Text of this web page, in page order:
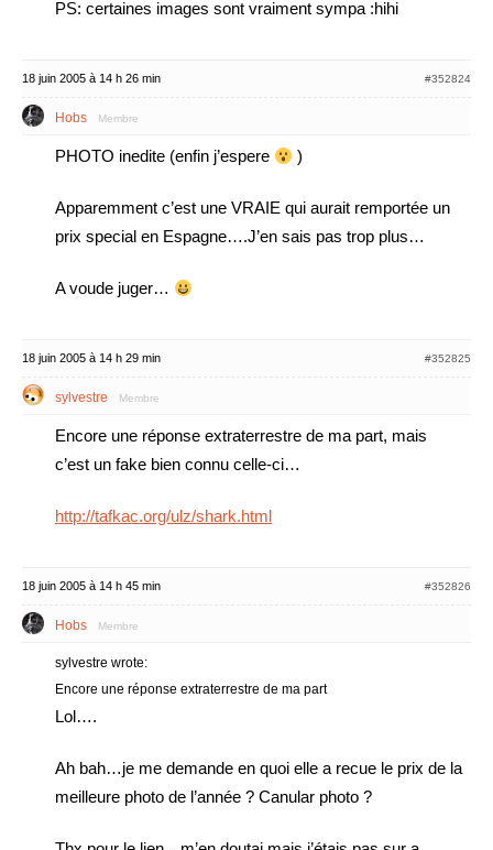
PS: certaines images sont vraiment sympa :hihi
18 juin 2005 à 14 h 26 min #352824
Hobs Membre
PHOTO inedite (enfin j’espere )
Apparemment c’est une VRAIE qui aurait remportée un
prix special en Espagne….J’en sais pas trop plus…
A voude juger…
18 juin 2005 à 14 h 29 min #352825
sylvestre Membre
Encore une réponse extraterrestre de ma part, mais
c’est un fake bien connu celle-ci…
http://tafkac.org/ulz/shark.html
18 juin 2005 à 14 h 45 min #352826
Hobs Membre
sylvestre wrote:
Encore une réponse extraterrestre de ma part
Lol….
Ah bah…je me demande en quoi elle a recue le prix de la
meilleure photo de l’année ? Canular photo ?